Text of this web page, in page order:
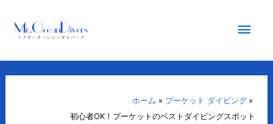
メ
メ
ホーム
プーケット ダイビング
初心者OK！プーケットのベストダイビングスポット